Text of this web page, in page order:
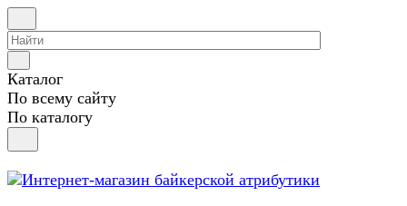
Каталог
По всему сайту
По каталогу